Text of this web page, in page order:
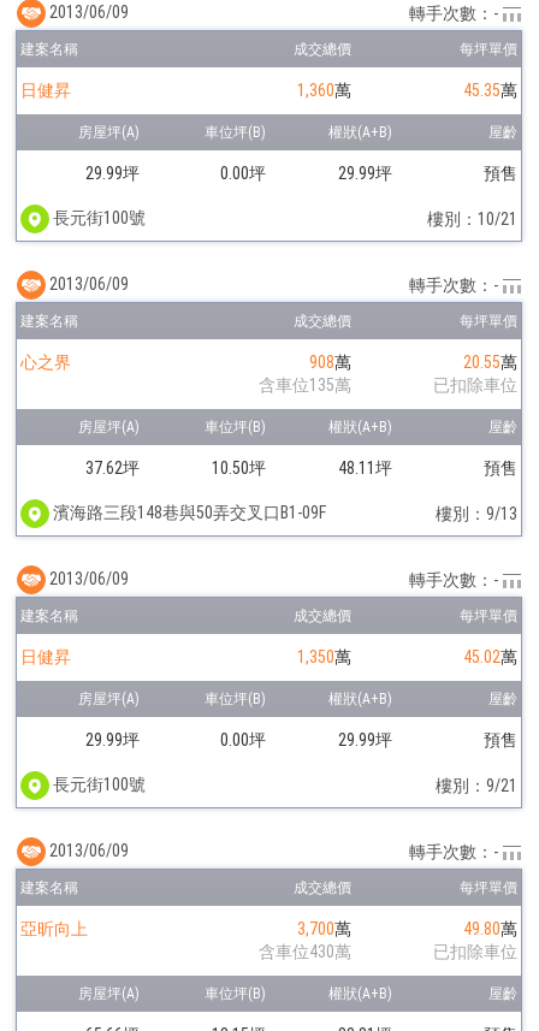
日健昇 1,360萬 45.35萬
29.99坪 0.00坪 29.99坪 預售
長元街100號 樓別：10/21
2013/06/09 轉手次數：-
心之界 908萬
含車位135萬
20.55萬
已扣除車位
37.62坪 10.50坪 48.11坪 預售
濱海路三段148巷與50弄交叉口B1-09F 樓別：9/13
2013/06/09 轉手次數：-
日健昇 1,350萬 45.02萬
29.99坪 0.00坪 29.99坪 預售
長元街100號 樓別：9/21
2013/06/09 轉手次數：-
亞昕向上 3,700萬
含車位430萬
49.80萬
已扣除車位
2013/06/09 轉手次數：-